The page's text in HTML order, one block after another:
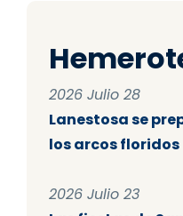
2026 Julio 28
Lanestosa se
los arcos floridos
2026 Julio 23